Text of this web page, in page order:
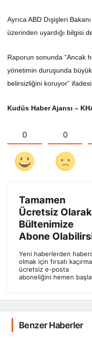
Ayrıca ABD Dışişleri
üzerinden uyardığı bilgisi
Raporun sonunda “Ancak
yönetimin duruşunda
belirsizliğini koruyor” ifadesi
Kudüs Haber Ajansı –
0 0
Tamamen
Ücretsiz Olarak
Bültenimize
Abone
Yeni haberlerden
olmak için fırsatı
ücretsiz e-posta
aboneliğini hemen
Benzer Haberler